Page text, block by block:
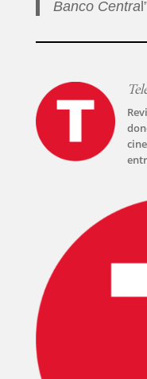
PELICULAS
SERIES
Banco Centra